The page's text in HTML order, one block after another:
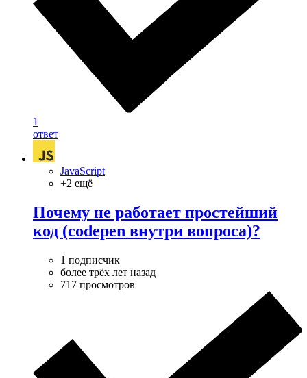
1
ответ
JavaScript
+2 ещё
Почему не работает простейший
код (codepen внутри вопроса)?
1 подписчик
более трёх лет назад
717 просмотров